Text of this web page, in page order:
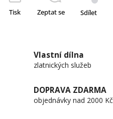
Tisk Zeptat se Sdílet
Vlastní dílna
zlatnických služeb
DOPRAVA ZDARMA
objednávky nad 2000 Kč